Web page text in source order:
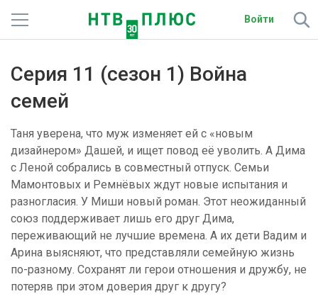
Войти
Фильмы и сериалы
Подписки
Радио
Спутниковым абонентам
О сайте
Активировать промокод
Серия 11 (сезон 1) Война
семей
Таня уверена, что муж изменяет ей с «новым
дизайнером» Дашей, и ищет повод её уволить. А Дима
с Леной собрались в совместный отпуск. Семьи
Мамонтовых и Ремнёвых ждут новые испытания и
разногласия. У Миши новый роман. Этот неожиданный
союз поддерживает лишь его друг Дима,
переживающий не лучшие времена. А их дети Вадим и
Арина выясняют, что представляли семейную жизнь
по-разному. Сохранят ли герои отношения и дружбу, не
потеряв при этом доверия друг к другу?